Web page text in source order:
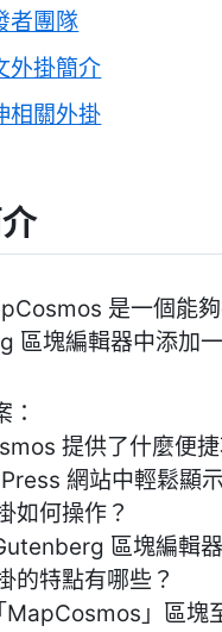
者團隊
外掛簡介
相關外掛
是一個能
區塊編輯器中添加
：
提供了什麼便捷
網站中輕鬆顯
如何操作？
區塊編輯
的特點有哪些？
」區塊